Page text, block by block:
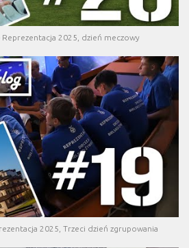
Reprezentacja 2025, dzień meczowy
2025, Trzeci dzień zgrupowania